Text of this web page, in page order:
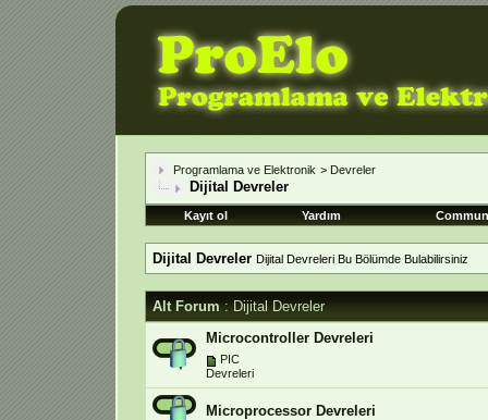
Programlama ve Elektronik > Devreler
Dijital Devreler
Kayıt ol Yardım
Dijital Devreler Dijital Devreleri Bu Bölümde Bulabilirsiniz
Alt Forum: Dijital Devreler
Microcontroller Devreleri
PIC
Devreleri
Microprocessor Devreleri